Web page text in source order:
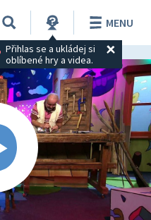
Přihlas se a ukládej si
oblíbené hry a videa.
MENU